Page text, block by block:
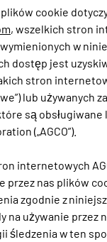
cookie
, wszelkich stron
w
dostęp jest
stron
lub używanych
są
(„AGCO”).
internetowych
przez nas plików
zgodnie z
na używanie przez
śledzenia w ten